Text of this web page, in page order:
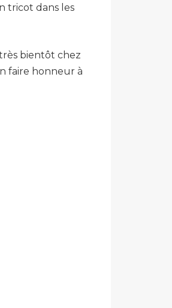
tricot dans les
bientôt chez
faire honneur à